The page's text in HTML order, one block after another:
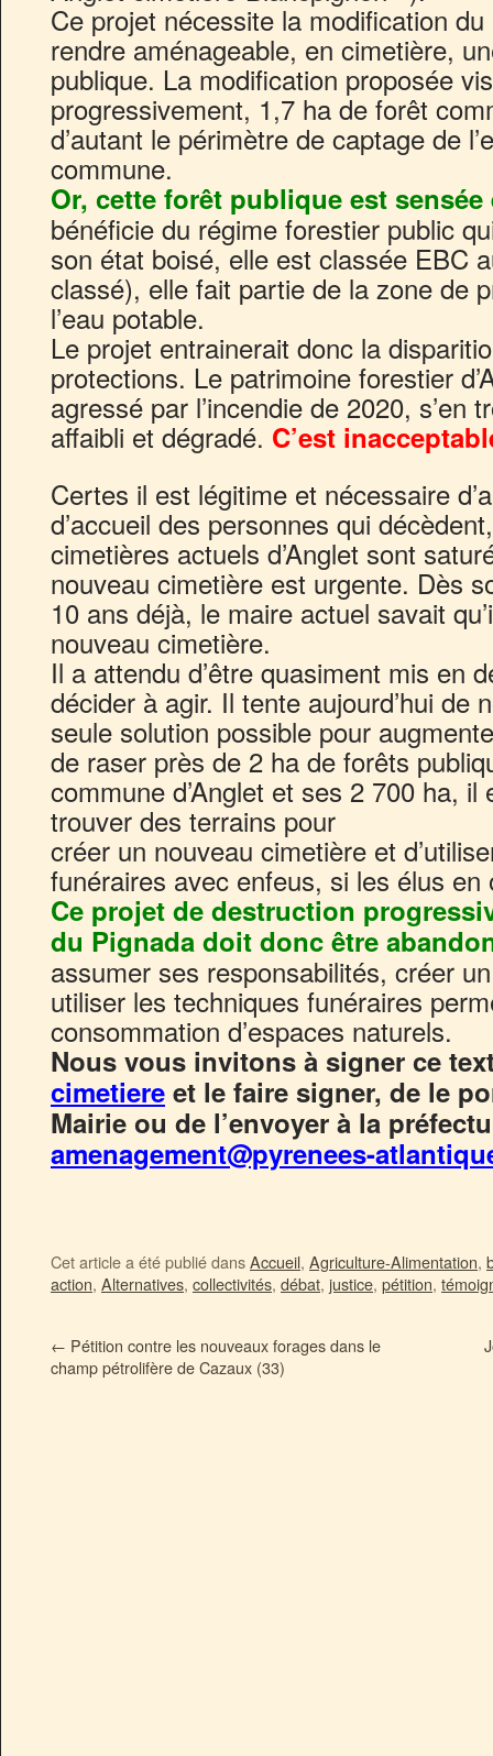
Ce projet nécessite la modification du
rendre aménageable, en cimetière,
publique. La modification proposée
progressivement, 1,7 ha de forêt
d’autant le périmètre de captage de
commune.
Or, cette forêt publique est
bénéficie du régime forestier public
son état boisé, elle est classée EBC
classé), elle fait partie de la zone de
l’eau potable.
Le projet entrainerait donc la
protections. Le patrimoine forestier
agressé par l’incendie de 2020, s’en
affaibli et dégradé. C’est
Certes il est légitime et nécessaire
d’accueil des personnes qui
cimetières actuels d’Anglet sont
nouveau cimetière est urgente. Dès
10 ans déjà, le maire actuel savait
nouveau cimetière.
Il a attendu d’être quasiment mis en
décider à agir. Il tente aujourd’hui de
seule solution possible pour
de raser près de 2 ha de forêts
commune d’Anglet et ses 2 700 ha,
trouver des terrains pour
créer un nouveau cimetière et
funéraires avec enfeus, si les élus
Ce projet de destruction
du Pignada doit donc être
assumer ses responsabilités, créer
utiliser les techniques funéraires
consommation d’espaces naturels.
Nous vous invitons à signer ce
cimetiere et le faire signer, de le
Mairie ou de l’envoyer à la
amenagement@pyrenees-
Cet article a été publié dansAccueil, Agriculture-Alimentation,
action, Alternatives, collectivités, débat, justice, pétition,
← Pétition contre les nouveaux forages dans le
champ pétrolifère de Cazaux (33)